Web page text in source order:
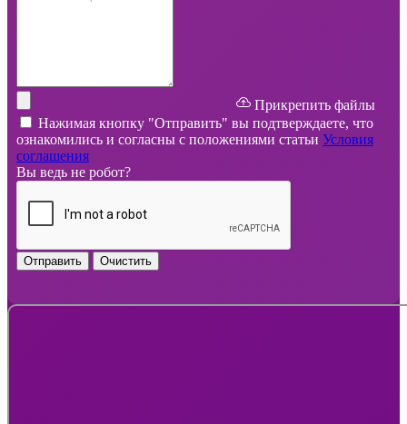
Прикрепить файлы
Нажимая кнопку "Отправить" вы подтверждаете, что
ознакомились и согласны с положениями статьи Условия
соглашения
Вы ведь не робот?
Отправить Очистить